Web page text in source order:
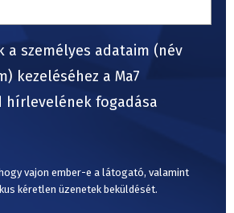
a személyes adataim (név
kezeléséhez a Ma7
hírlevelének fogadása
vajon ember-e a látogató, valamint
kéretlen üzenetek beküldését.